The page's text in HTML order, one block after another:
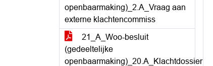
openbaarmaking)_2.A_Vraag aan
externe klachtencommiss
21_A_Woo-besluit
(gedeeltelijke
openbaarmaking)_20.A_Klachtdossier